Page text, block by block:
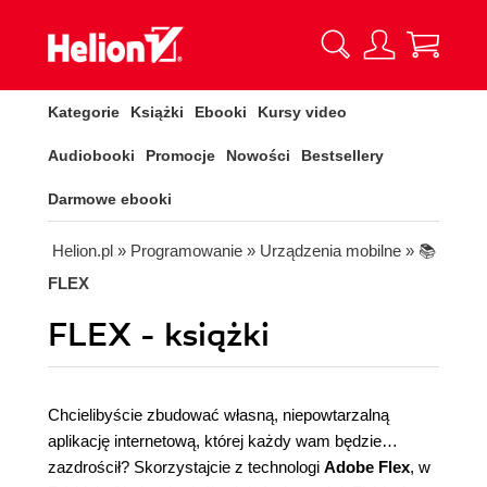
Kategorie Książki Ebooki Kursy video
Audiobooki Promocje Nowości Bestsellery
Darmowe ebooki
Helion.pl » Programowanie » Urządzenia mobilne » 📚
FLEX
FLEX - książki
Chcielibyście zbudować własną, niepowtarzalną
aplikację internetową, której każdy wam będzie
zazdrościł? Skorzystajcie z technologi Adobe Flex, w